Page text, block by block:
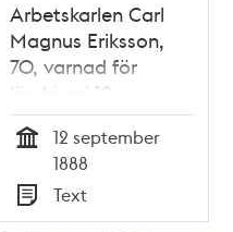
Arbetskarlen Carl
Magnus Eriksson,
70, varnad för
lösdriveri 12
september 1888 -
polisförhör
12 september
1888
Typ
Text